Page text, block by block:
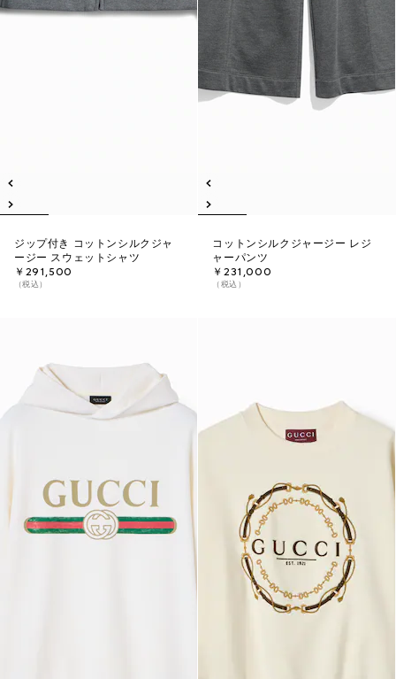
ジップ付き コットンシルクジャ
ージー スウェットシャツ
￥291,500
（税込）
コットンシルクジャージー レジ
ャーパンツ
￥231,000
（税込）